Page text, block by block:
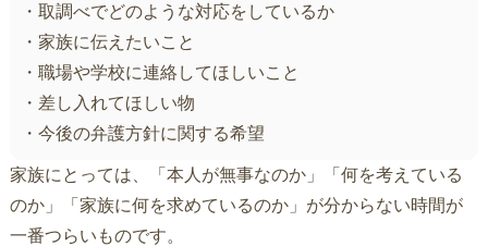
・取調べでどのような対応をしているか
・家族に伝えたいこと
・職場や学校に連絡してほしいこと
・差し入れてほしい物
・今後の弁護方針に関する希望
家族にとっては、「本人が無事なのか」「何を考えている
のか」「家族に何を求めているのか」が分からない時間が
一番つらいものです。